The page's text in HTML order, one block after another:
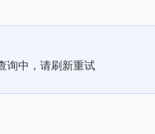
询中，请刷新重试